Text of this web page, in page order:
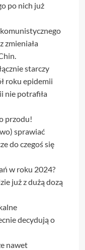
po nich już
zmieniała
starczy
roku epidemii
nie potrafiła
przodu!
sprawiać
do czegoś się
w roku 2024?
już z dużą dozą
decydują o
nawet